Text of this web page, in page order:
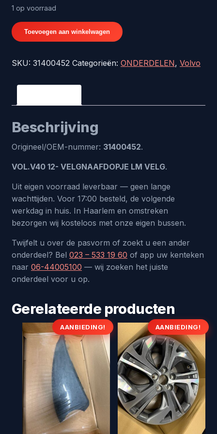
1 op voorraad
VOL.V40
12-
LM
31400452
Toevoegen aan winkelwagen
SKU: 31400452 Categorieën: ONDERDELEN, Volvo
Beschrijving
Origineel/OEM-nummer: 31400452.
VOL.V40 12- VELGNAAFDOPJE LM VELG.
Uit eigen voorraad leverbaar — geen lange
wachttijden. Voor 17:00 besteld, de volgende
werkdag in huis. In Haarlem en omstreken
bezorgen wij kosteloos met onze eigen bussen.
Twijfelt u over de pasvorm of zoekt u een ander
onderdeel? Bel 023 – 533 19 60 of app uw kenteken
naar 06-44005100 — wij zoeken het juiste
onderdeel voor u op.
Gerelateerde producten
AANBIEDING! AANBIEDING!